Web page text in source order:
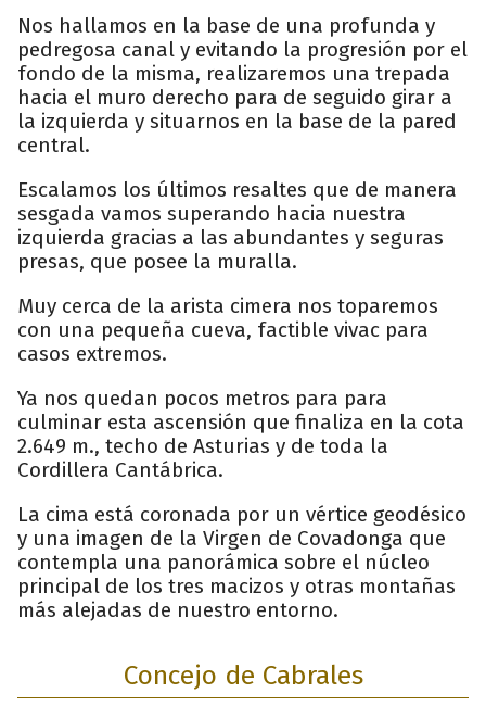
Nos hallamos en la base de una profunda y
pedregosa canal y evitando la progresión por el
fondo de la misma, realizaremos una trepada
hacia el muro derecho para de seguido girar a
la izquierda y situarnos en la base de la pared
central.
Escalamos los últimos resaltes que de manera
sesgada vamos superando hacia nuestra
izquierda gracias a las abundantes y seguras
presas, que posee la muralla.
Muy cerca de la arista cimera nos toparemos
con una pequeña cueva, factible vivac para
casos extremos.
Ya nos quedan pocos metros para para
culminar esta ascensión que finaliza en la cota
2.649 m., techo de Asturias y de toda la
Cordillera Cantábrica.
La cima está coronada por un vértice geodésico
y una imagen de la Virgen de Covadonga que
contempla una panorámica sobre el núcleo
principal de los tres macizos y otras montañas
más alejadas de nuestro entorno.
Concejo de Cabrales